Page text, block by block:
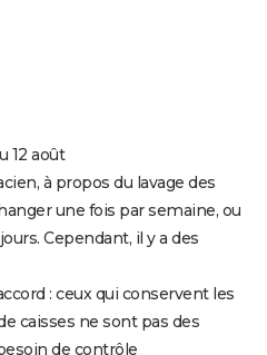
12 août
à propos du lavage des
une fois par semaine, ou
Cependant, il y a des
: ceux qui conservent les
caisses ne sont pas des
de contrôle